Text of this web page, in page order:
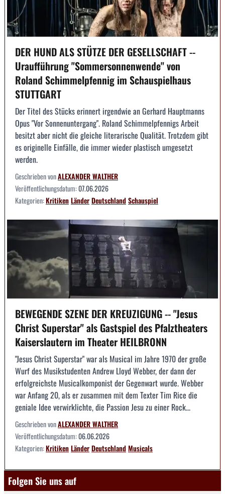
DER HUND ALS STÜTZE DER GESELLSCHAFT --
Uraufführung "Sommersonnenwende" von
Roland Schimmelpfennig im Schauspielhaus
STUTTGART
Der Titel des Stücks erinnert irgendwie an Gerhard Hauptmanns
Opus "Vor Sonnenuntergang". Roland Schimmelpfennigs Arbeit
besitzt aber nicht die gleiche literarische Qualität. Trotzdem gibt
es originelle Einfälle, die immer wieder plastisch umgesetzt
werden.
Geschrieben vonALEXANDER WALTHER
Veröffentlichungsdatum:07.06.2026
Kategorien:KritikenLänderDeutschlandSchauspiel
BEWEGENDE SZENE DER KREUZIGUNG -- "Jesus
Christ Superstar" als Gastspiel des Pfalztheaters
Kaiserslautern im Theater HEILBRONN
"Jesus Christ Superstar" war als Musical im Jahre 1970 der große
Wurf des Musikstudenten Andrew Lloyd Webber, der dann der
erfolgreichste Musicalkomponist der Gegenwart wurde. Webber
war Anfang 20, als er zusammen mit dem Texter Tim Rice die
geniale Idee verwirklichte, die Passion Jesu zu einer Rock...
Geschrieben vonALEXANDER WALTHER
Veröffentlichungsdatum:06.06.2026
Kategorien:KritikenLänderDeutschlandMusicals
Folgen Sie uns auf